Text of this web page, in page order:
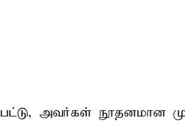
அவர்கள் நூதனமான